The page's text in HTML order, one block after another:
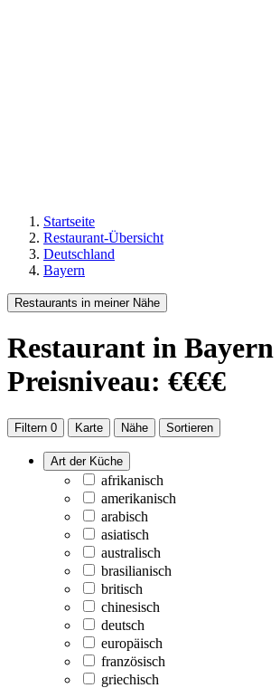
Startseite
Restaurant-Übersicht
Deutschland
Bayern
Restaurants in meiner Nähe
Restaurant in Bayern
Preisniveau: €€€€
Filtern 0 Karte Nähe Sortieren
Art der Küche
afrikanisch
amerikanisch
arabisch
asiatisch
australisch
brasilianisch
britisch
chinesisch
deutsch
europäisch
französisch
griechisch